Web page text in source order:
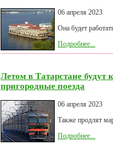
06 апреля 2023
Она будет
Подробнее...
Летом в Татарстане будут
пригородные поезда
06 апреля 2023
Также продлят
Подробнее...